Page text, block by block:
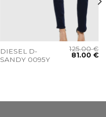
DIESEL D-
SANDY 0095Y
125.00€
81.00€